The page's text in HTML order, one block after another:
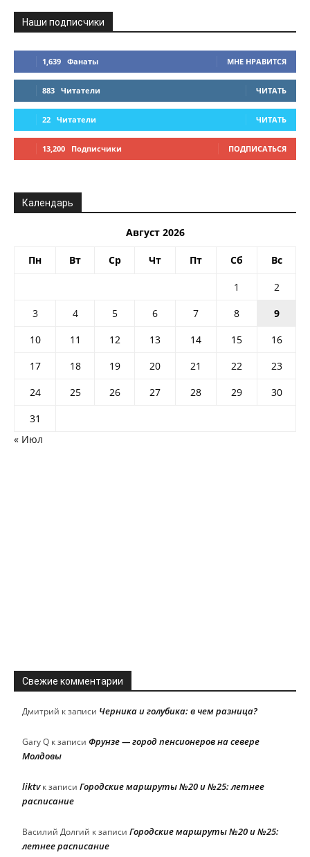
Наши подписчики
1,639 Фанаты МНЕ НРАВИТСЯ
883 Читатели ЧИТАТЬ
22 Читатели ЧИТАТЬ
13,200 Подписчики ПОДПИСАТЬСЯ
Календарь
Август 2026
Пн Вт Ср Чт Пт Сб Вс
1
2
3
4 5 6 7 8
9
10
11 12 13 14 15
16
17
18 19 20 21 22
23
24
25 26 27 28 29
30
31
« Июл
Свежие комментарии
Дмитрий к записи Черника и голубика: в чем разница?
Gary Q к записи Фрунзе — город пенсионеров на севере
Молдовы
liktvк записи Городские маршруты №20 и №25: летнее
расписание
Василий Долгий к записи Городские маршруты №20 и №25:
летнее расписание